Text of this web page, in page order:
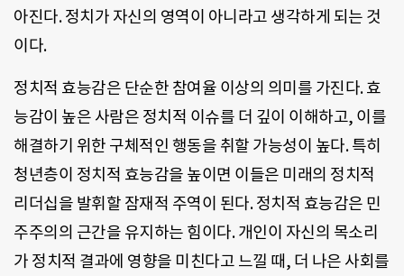
아진다. 정치가 자신의 영역이 아니라고 생각하게 되는 것
이다.
정치적 효능감은 단순한 참여율 이상의 의미를 가진다. 효
능감이 높은 사람은 정치적 이슈를 더 깊이 이해하고, 이를
해결하기 위한 구체적인 행동을 취할 가능성이 높다. 특히
청년층이 정치적 효능감을 높이면 이들은 미래의 정치적
리더십을 발휘할 잠재적 주역이 된다. 정치적 효능감은 민
주주의의 근간을 유지하는 힘이다. 개인이 자신의 목소리
가 정치적 결과에 영향을 미친다고 느낄 때, 더 나은 사회를